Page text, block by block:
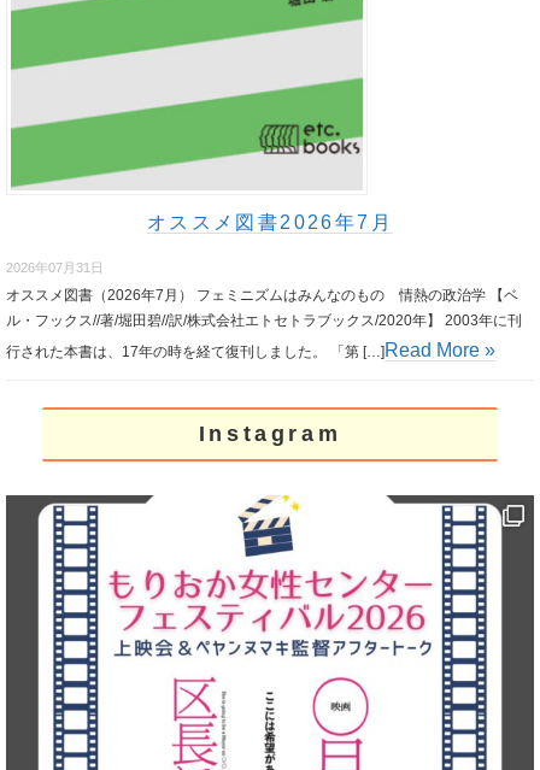
オススメ図書2026年7月
2026年07月31日
オススメ図書（2026年7月） フェミニズムはみんなのもの 情熱の政治学 【ベ
ル・フックス//著/堀田碧//訳/株式会社エトセトラブックス/2020年】 2003年に刊
行された本書は、17年の時を経て復刊しました。 「第 […]Read More »
Instagram